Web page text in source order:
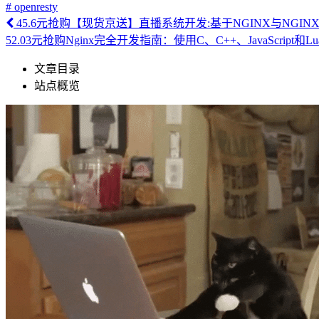
# openresty
45.6元抢购【现货京送】直播系统开发:基于NGINX与
52.03元抢购Nginx完全开发指南：使用C、C++、JavaScript和
文章目录
站点概览